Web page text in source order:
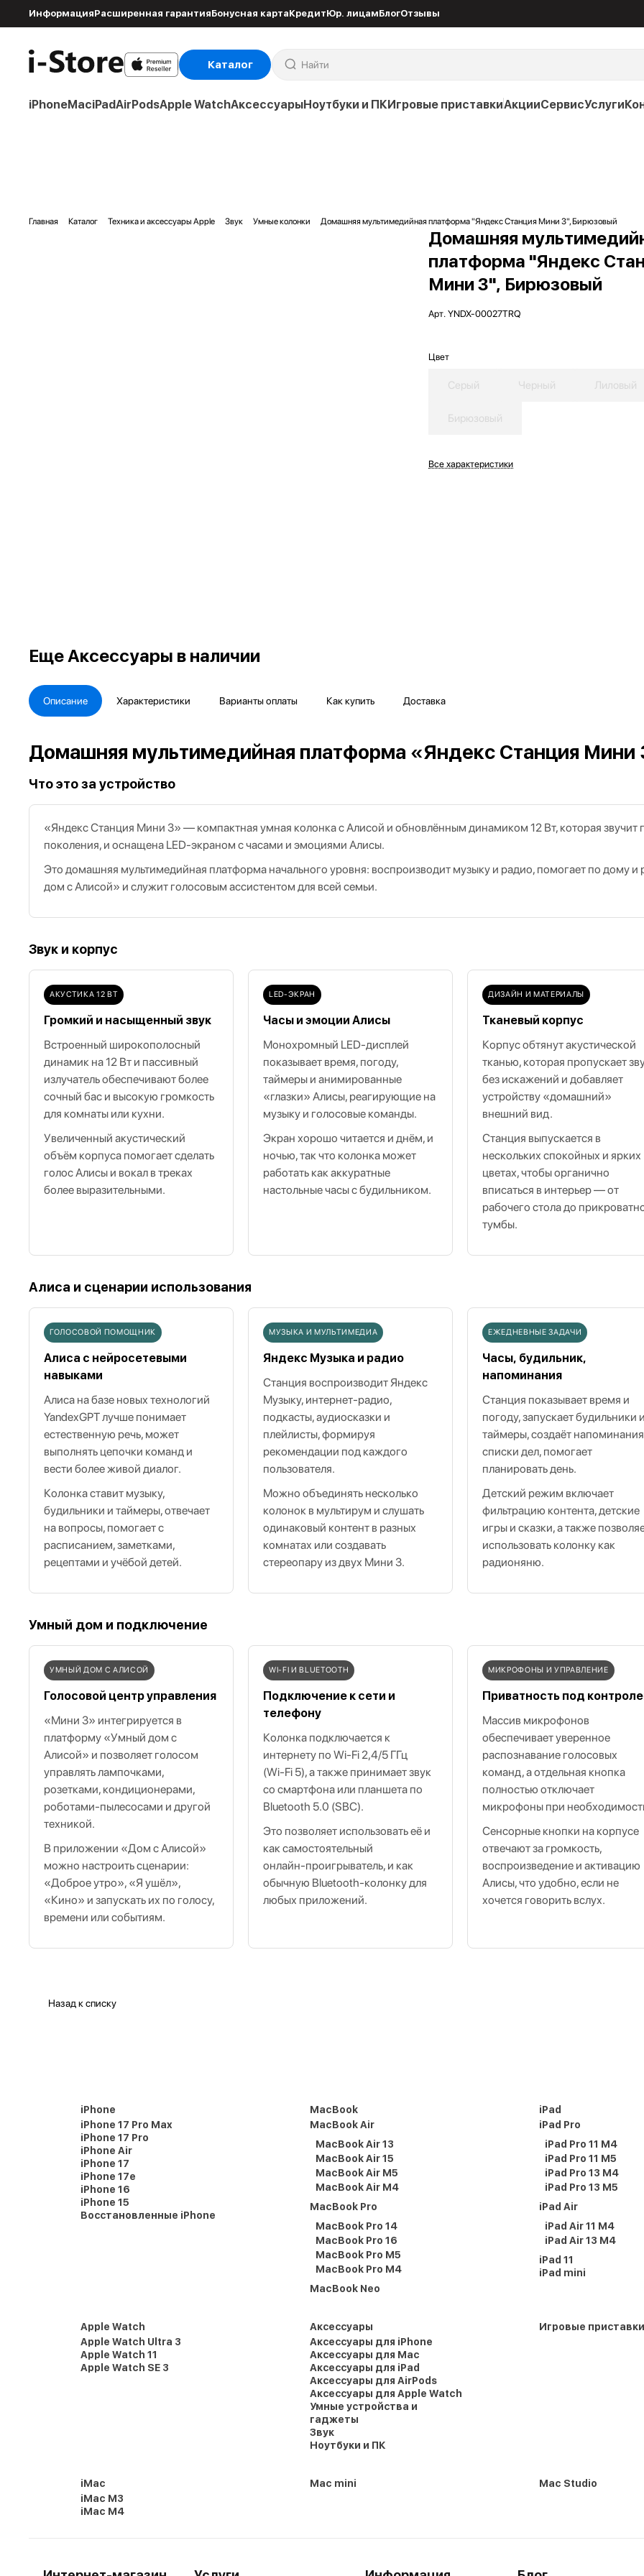
ИнформацияРасширенная гарантияБонусная картаКредитЮр. лицамБлогОтзывы
Каталог
iPhoneMaciPadAirPodsApple WatchАксессуарыНоутбуки и ПКИгровые приставкиАкцииСервисУслуги
Главная Каталог Техника и аксессуары Apple Звук Умные колонки Домашняя мультимедийная платформа "Яндекс Станция Мини 3", Бирюзовый
Домашняя
платформа "Яндекс
Мини 3", Бирюзовый
Арт.YNDX-00027TRQ
Цвет
Серый Черный Лиловый
Бирюзовый
Все характеристики
Еще Аксессуары в наличии
Описание Характеристики Варианты оплаты Как купить Доставка
Домашняя мультимедийная платформа «Яндекс Станция Мини
Что это за устройство
«Яндекс Станция Мини 3» — компактная умная колонка с Алисой и обновлённым динамиком 12 Вт, которая звучит
поколения, и оснащена LED‑экраном с часами и эмоциями Алисы.
Это домашняя мультимедийная платформа начального уровня: воспроизводит музыку и радио, помогает по дому и
дом с Алисой» и служит голосовым ассистентом для всей семьи.
Звук и корпус
АКУСТИКА 12 ВТ
Громкий и насыщенный звук
Встроенный широкополосный
динамик на 12 Вт и пассивный
излучатель обеспечивают более
сочный бас и высокую громкость
для комнаты или кухни.
Увеличенный акустический
объём корпуса помогает сделать
голос Алисы и вокал в треках
более выразительными.
LED‑ЭКРАН
Часы и эмоции Алисы
Монохромный LED‑дисплей
показывает время, погоду,
таймеры и анимированные
«глазки» Алисы, реагирующие на
музыку и голосовые команды.
Экран хорошо читается и днём, и
ночью, так что колонка может
работать как аккуратные
настольные часы с будильником.
ДИЗАЙН И МАТЕРИАЛЫ
Тканевый корпус
Корпус обтянут акустической
тканью, которая пропускает
без искажений и добавляет
устройству «домашний»
внешний вид.
Станция выпускается в
нескольких спокойных и ярких
цветах, чтобы органично
вписаться в интерьер — от
рабочего стола до
тумбы.
Алиса и сценарии использования
ГОЛОСОВОЙ ПОМОЩНИК
Алиса с нейросетевыми
навыками
Алиса на базе новых технологий
YandexGPT лучше понимает
естественную речь, может
выполнять цепочки команд и
вести более живой диалог.
Колонка ставит музыку,
будильники и таймеры, отвечает
на вопросы, помогает с
расписанием, заметками,
рецептами и учёбой детей.
МУЗЫКА И МУЛЬТИМЕДИА
Яндекс Музыка и радио
Станция воспроизводит Яндекс
Музыку, интернет‑радио,
подкасты, аудиосказки и
плейлисты, формируя
рекомендации под каждого
пользователя.
Можно объединять несколько
колонок в мультирум и слушать
одинаковый контент в разных
комнатах или создавать
стереопару из двух Мини 3.
ЕЖЕДНЕВНЫЕ ЗАДАЧИ
Часы, будильник,
напоминания
Станция показывает время и
погоду, запускает будильники и
таймеры, создаёт
списки дел, помогает
планировать день.
Детский режим включает
фильтрацию контента, детские
игры и сказки, а также
использовать колонку как
радионяню.
Умный дом и подключение
УМНЫЙ ДОМ С АЛИСОЙ
Голосовой центр управления
«Мини 3» интегрируется в
платформу «Умный дом с
Алисой» и позволяет голосом
управлять лампочками,
розетками, кондиционерами,
роботами‑пылесосами и другой
техникой.
В приложении «Дом с Алисой»
можно настроить сценарии:
«Доброе утро», «Я ушёл»,
«Кино» и запускать их по голосу,
времени или событиям.
WI‑FI И BLUETOOTH
Подключение к сети и
телефону
Колонка подключается к
интернету по Wi‑Fi 2,4/5 ГГц
(Wi‑Fi 5), а также принимает звук
со смартфона или планшета по
Bluetooth 5.0 (SBC).
Это позволяет использовать её и
как самостоятельный
онлайн‑проигрыватель, и как
обычную Bluetooth‑колонку для
любых приложений.
МИКРОФОНЫ И УПРАВЛЕНИЕ
Приватность под
Массив микрофонов
обеспечивает уверенное
распознавание голосовых
команд, а отдельная кнопка
полностью отключает
микрофоны при
Сенсорные кнопки на корпусе
отвечают за громкость,
воспроизведение и активацию
Алисы, что удобно, если не
хочется говорить вслух.
Назад к списку
iPhone
iPhone 17 Pro Max
iPhone 17 Pro
iPhone Air
iPhone 17
iPhone 17e
iPhone 16
iPhone 15
Восстановленные iPhone
MacBook
MacBook Air
MacBook Air 13
MacBook Air 15
MacBook Air M5
MacBook Air M4
MacBook Pro
MacBook Pro 14
MacBook Pro 16
MacBook Pro M5
MacBook Pro M4
MacBook Neo
iPad
iPad Pro
iPad Pro 11 M4
iPad Pro 11 M5
iPad Pro 13 M4
iPad Pro 13 M5
iPad Air
iPad Air 11 M4
iPad Air 13 M4
iPad 11
iPad mini
Apple Watch
Apple Watch Ultra 3
Apple Watch 11
Apple Watch SE 3
Аксессуары
Аксессуары для iPhone
Аксессуары для Mac
Аксессуары для iPad
Аксессуары для AirPods
Аксессуары для Apple Watch
Умные устройства и
гаджеты
Звук
Ноутбуки и ПК
Игровые приставки
iMac
iMac M3
iMac M4
Mac mini Mac Studio